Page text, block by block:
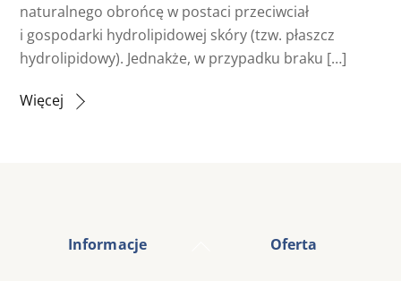
naturalnego obrońcę w postaci przeciwciał
i gospodarki hydrolipidowej skóry (tzw. płaszcz
hydrolipidowy). Jednakże, w przypadku braku […]
Więcej
Informacje Oferta